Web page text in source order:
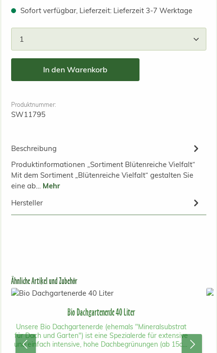
Sofort verfügbar, Lieferzeit: Lieferzeit 3-7 Werktage
In den Warenkorb
Produktnummer:
SW11795
Beschreibung
Produktinformationen „Sortiment Blütenreiche Vielfalt“
Mit dem Sortiment „Blütenreiche Vielfalt“ gestalten Sie
eine ab… Mehr
Hersteller
Produktgalerie überspringen
Ähnliche Artikel und Zubehör
Bio Dachgartenerde 40 Liter
Unsere Bio Dachgartenerde (ehemals "Mineralsubstrat
für Dach und Garten") ist eine Spezialerde für extensive
und einfach intensive, hohe Dachbegrünungen (ab 15cm